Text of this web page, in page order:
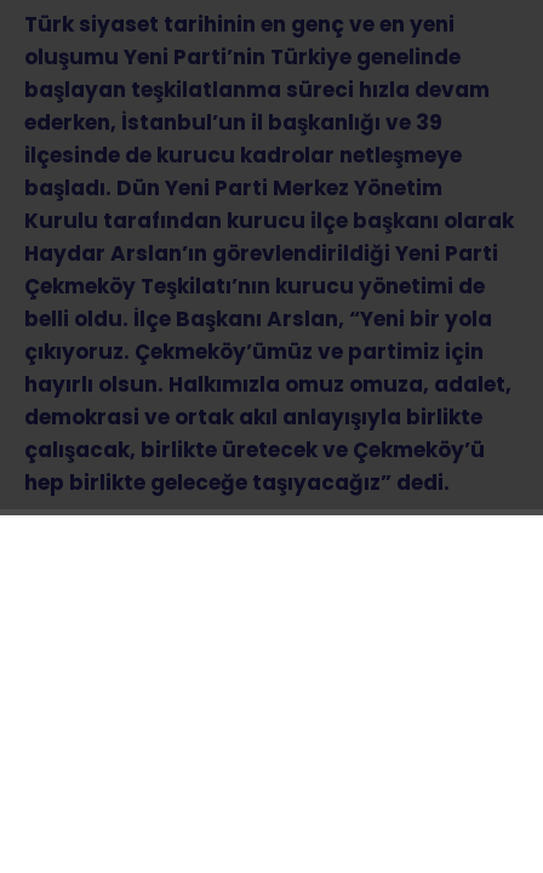
Türk siyaset tarihinin en genç ve en yeni
oluşumu Yeni Parti’nin Türkiye genelinde
başlayan teşkilatlanma süreci hızla devam
ederken, İstanbul’un il başkanlığı ve 39
ilçesinde de kurucu kadrolar netleşmeye
başladı. Dün Yeni Parti Merkez Yönetim
Kurulu tarafından kurucu ilçe başkanı olarak
Haydar Arslan’ın görevlendirildiği Yeni Parti
Çekmeköy Teşkilatı’nın kurucu yönetimi de
belli oldu. İlçe Başkanı Arslan, “Yeni bir yola
çıkıyoruz. Çekmeköy’ümüz ve partimiz için
hayırlı olsun. Halkımızla omuz omuza, adalet,
demokrasi ve ortak akıl anlayışıyla birlikte
çalışacak, birlikte üretecek ve Çekmeköy’ü
hep birlikte geleceğe taşıyacağız” dedi.